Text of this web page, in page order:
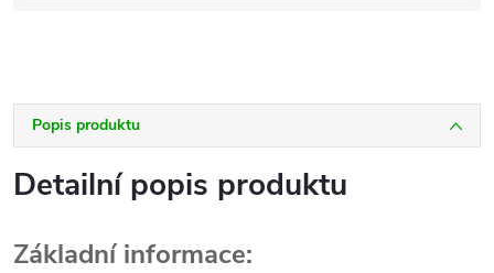
Popis produktu
Detailní popis produktu
Základní informace: